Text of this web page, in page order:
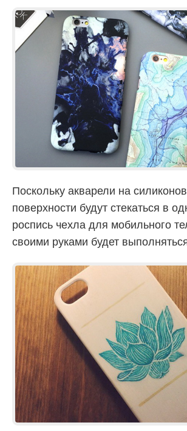
Поскольку акварели на
поверхности будут стекаться в
роспись чехла для мобильного
своими руками будет